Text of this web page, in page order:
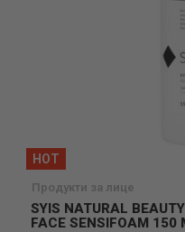
HOT
Продукти за лице
SYIS NATURAL
FACE SENSIFOAM 150